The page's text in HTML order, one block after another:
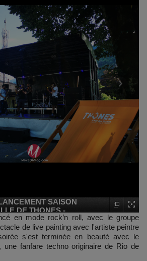
SAISON
DE THONES -
GOURMANDE 2023 -
MAGAZINE
de live painting avec l'artiste peintre
s'est terminée en beauté avec le
une fanfare techno originaire de Rio de